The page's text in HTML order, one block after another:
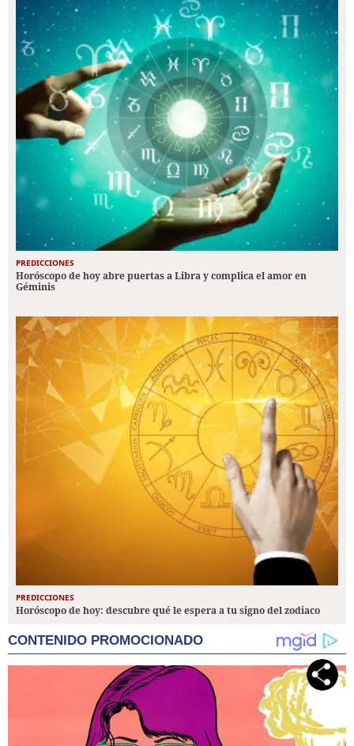
PREDICCIONES
Horóscopo de hoy abre puertas a Libra y complica el amor en
Géminis
PREDICCIONES
Horóscopo de hoy: descubre qué le espera a tu signo del zodiaco
CONTENIDO PROMOCIONADO